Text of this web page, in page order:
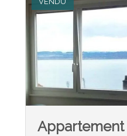
Appartement